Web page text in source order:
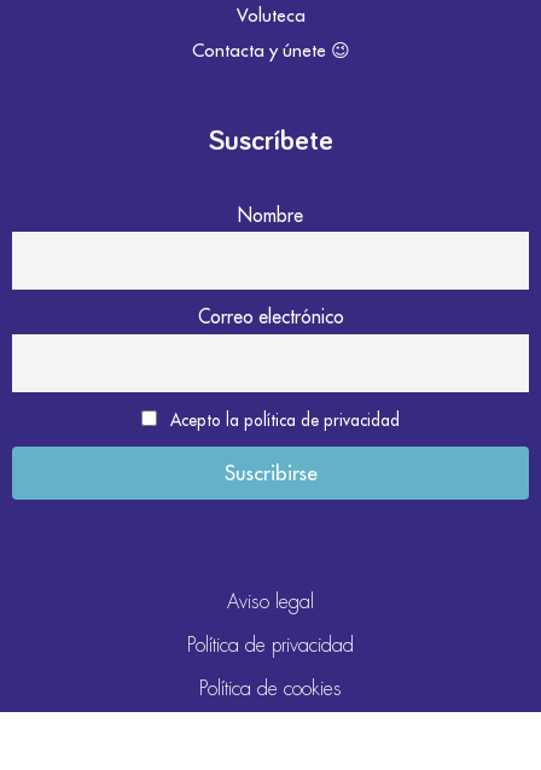
Voluteca
Contacta y únete 😉
Suscríbete
Nombre
Correo electrónico
Acepto la política de privacidad
Aviso legal
Política de privacidad
Política de cookies